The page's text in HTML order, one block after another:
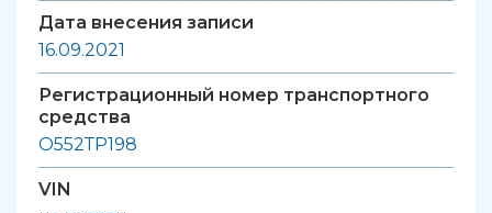
Дата внесения записи
16.09.2021
Регистрационный номер транспортного
средства
О552ТР198
VIN